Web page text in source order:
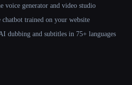
generator and video studio
trained on your website
dubbing and subtitles in 75+ languages